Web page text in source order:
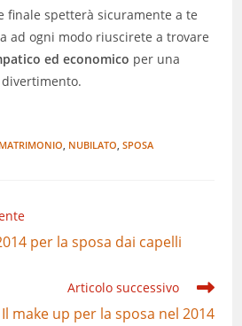
finale spetterà sicuramente a te
ad ogni modo riuscirete a trovare
ed economico per una
divertimento.
MATRIMONIO NUBILATO SPOSA
per la sposa dai capelli
Articolo successivo
Il make up per la sposa nel 2014